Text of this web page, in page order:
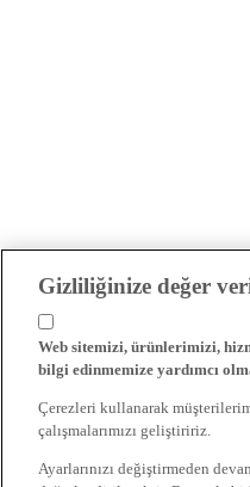
Gizliliğinize değer
Web sitemizi, ürünlerimizi,
bilgi edinmemize yardımcı
Çerezleri kullanarak
çalışmalarımızı geliştiririz.
Ayarlarınızı değiştirmeden